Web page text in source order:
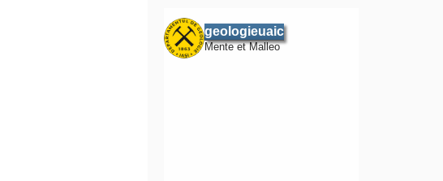
geologieuaic
Mente et Malleo